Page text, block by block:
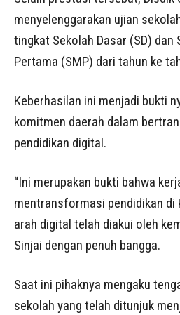
menyelenggarakan ujian
tingkat Sekolah Dasar (SD) dan
Pertama (SMP) dari tahun ke
Keberhasilan ini menjadi bukti
komitmen daerah dalam
pendidikan digital.
“Ini merupakan bukti bahwa
mentransformasi pendidikan di
arah digital telah diakui oleh
Sinjai dengan penuh bangga.
Saat ini pihaknya mengaku
sekolah yang telah ditunjuk